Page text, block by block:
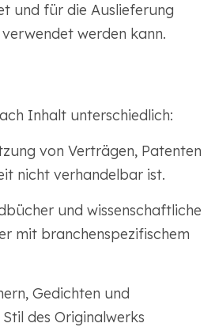
und für die Auslieferung
werden kann.
Inhalt unterschiedlich:
von Verträgen, Patenten
nicht verhandelbar ist.
und wissenschaftliche
mit branchenspezifischem
Gedichten und
des Originalwerks